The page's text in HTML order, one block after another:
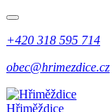
+420 318 595 714
obec@hrimezdice.cz
Hřiměždice